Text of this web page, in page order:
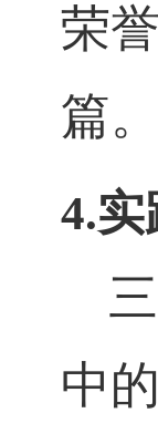
荣
篇
4.实
中